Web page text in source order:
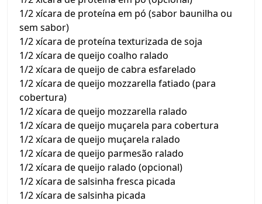
1/2 xícara de proteína em pó (sabor baunilha ou
sem sabor)
1/2 xícara de proteína texturizada de soja
1/2 xícara de queijo coalho ralado
1/2 xícara de queijo de cabra esfarelado
1/2 xícara de queijo mozzarella fatiado (para
cobertura)
1/2 xícara de queijo mozzarella ralado
1/2 xícara de queijo muçarela para cobertura
1/2 xícara de queijo muçarela ralado
1/2 xícara de queijo parmesão ralado
1/2 xícara de queijo ralado (opcional)
1/2 xícara de salsinha fresca picada
1/2 xícara de salsinha picada